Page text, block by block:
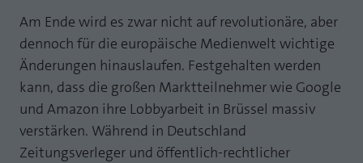
Am Ende wird es zwar nicht auf revolutionäre, aber
dennoch für die europäische Medienwelt wichtige
Änderungen hinauslaufen. Festgehalten werden
kann, dass die großen Marktteilnehmer wie Google
und Amazon ihre Lobbyarbeit in Brüssel massiv
verstärken. Während in Deutschland
Zeitungsverleger und öffentlich-rechtlicher
Anbieter php
Laufzeit Ende der Sitzung
Zweck PHPs Standard Sitzungs Identifikation
Name atuserid
Anbieter AT INTERNET
Laufzeit 1 Jahr
Zweck
Cookie von AT INTERNET zur Steuerung der
erweiterten Script- und Ereignisbehandlung